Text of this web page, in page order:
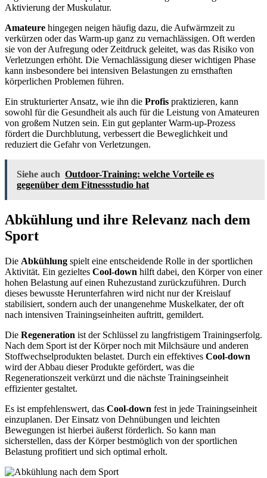
Aktivierung der Muskulatur.
Amateure hingegen neigen häufig dazu, die Aufwärmzeit zu
verkürzen oder das Warm-up ganz zu vernachlässigen. Oft werden
sie von der Aufregung oder Zeitdruck geleitet, was das Risiko von
Verletzungen erhöht. Die Vernachlässigung dieser wichtigen Phase
kann insbesondere bei intensiven Belastungen zu ernsthaften
körperlichen Problemen führen.
Ein strukturierter Ansatz, wie ihn die Profis praktizieren, kann
sowohl für die Gesundheit als auch für die Leistung von Amateuren
von großem Nutzen sein. Ein gut geplanter Warm-up-Prozess
fördert die Durchblutung, verbessert die Beweglichkeit und
reduziert die Gefahr von Verletzungen.
Siehe auch Outdoor-Training: welche Vorteile es
gegenüber dem Fitnessstudio hat
Abkühlung und ihre Relevanz nach dem
Sport
Die Abkühlung spielt eine entscheidende Rolle in der sportlichen
Aktivität. Ein gezieltes Cool-down hilft dabei, den Körper von einer
hohen Belastung auf einen Ruhezustand zurückzuführen. Durch
dieses bewusste Herunterfahren wird nicht nur der Kreislauf
stabilisiert, sondern auch der unangenehme Muskelkater, der oft
nach intensiven Trainingseinheiten auftritt, gemildert.
Die Regeneration ist der Schlüssel zu langfristigem Trainingserfolg.
Nach dem Sport ist der Körper noch mit Milchsäure und anderen
Stoffwechselprodukten belastet. Durch ein effektives Cool-down
wird der Abbau dieser Produkte gefördert, was die
Regenerationszeit verkürzt und die nächste Trainingseinheit
effizienter gestaltet.
Es ist empfehlenswert, das Cool-down fest in jede Trainingseinheit
einzuplanen. Der Einsatz von Dehnübungen und leichten
Bewegungen ist hierbei äußerst förderlich. So kann man
sicherstellen, dass der Körper bestmöglich von der sportlichen
Belastung profitiert und sich optimal erholt.